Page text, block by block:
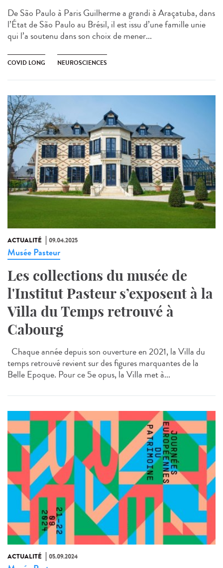
De São Paulo à Paris Guilherme a grandi à Araçatuba, dans
l’État de São Paulo au Brésil, il est issu d’une famille unie
qui l’a soutenu dans son choix de mener...
COVID LONG NEUROSCIENCES
ACTUALITÉ 09.04.2025
Musée Pasteur
Les collections du musée de
l'Institut Pasteur s’exposent à la
Villa du Temps retrouvé à
Cabourg
Chaque année depuis son ouverture en 2021, la Villa du
temps retrouvé revient sur des figures marquantes de la
Belle Epoque. Pour ce 5e opus, la Villa met à...
ACTUALITÉ 05.09.2024